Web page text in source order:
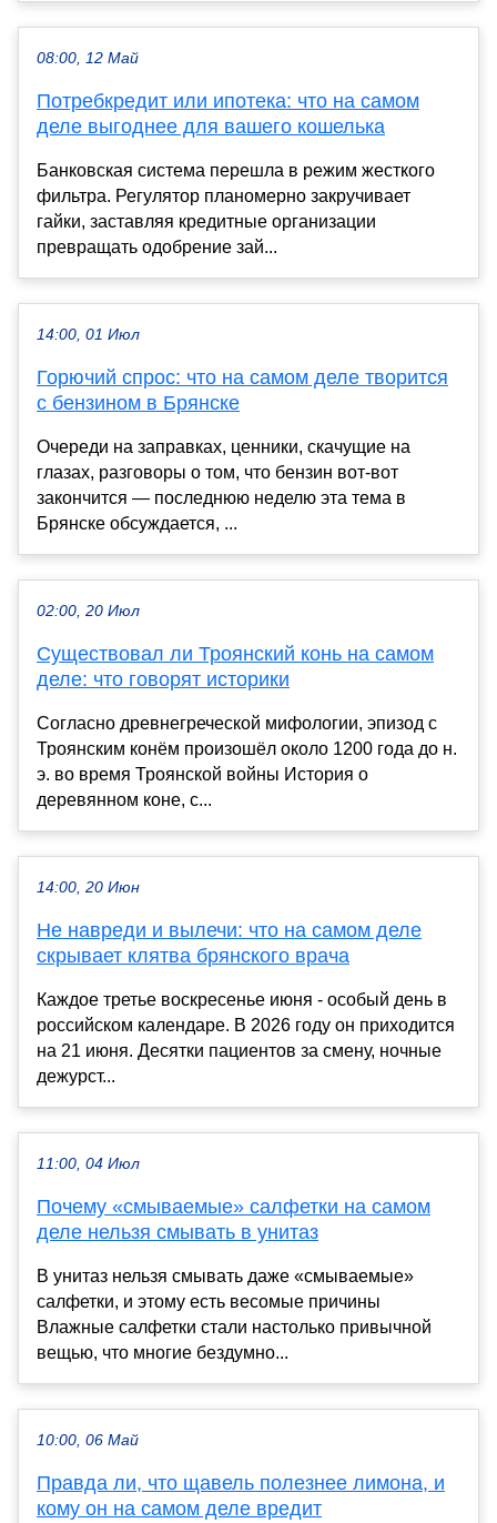
08:00, 12 Май
Потребкредит или ипотека: что на самом
деле выгоднее для вашего кошелька
Банковская система перешла в режим жесткого
фильтра. Регулятор планомерно закручивает
гайки, заставляя кредитные организации
превращать одобрение зай...
14:00, 01 Июл
Горючий спрос: что на самом деле творится
с бензином в Брянске
Очереди на заправках, ценники, скачущие на
глазах, разговоры о том, что бензин вот-вот
закончится — последнюю неделю эта тема в
Брянске обсуждается, ...
02:00, 20 Июл
Существовал ли Троянский конь на самом
деле: что говорят историки
Согласно древнегреческой мифологии, эпизод с
Троянским конём произошёл около 1200 года до н.
э. во время Троянской войны История о
деревянном коне, с...
14:00, 20 Июн
Не навреди и вылечи: что на самом деле
скрывает клятва брянского врача
Каждое третье воскресенье июня - особый день в
российском календаре. В 2026 году он приходится
на 21 июня. Десятки пациентов за смену, ночные
дежурст...
11:00, 04 Июл
Почему «смываемые» салфетки на самом
деле нельзя смывать в унитаз
В унитаз нельзя смывать даже «смываемые»
салфетки, и этому есть весомые причины
Влажные салфетки стали настолько привычной
вещью, что многие бездумно...
10:00, 06 Май
Правда ли, что щавель полезнее лимона, и
кому он на самом деле вредит